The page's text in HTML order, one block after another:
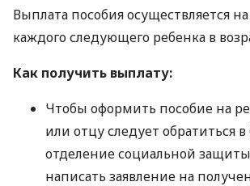
Выплата пособия осуществляется
каждого следующего ребенка в
Как получить выплату:
Чтобы оформить пособие на
или отцу следует обратиться
отделение социальной
написать заявление на